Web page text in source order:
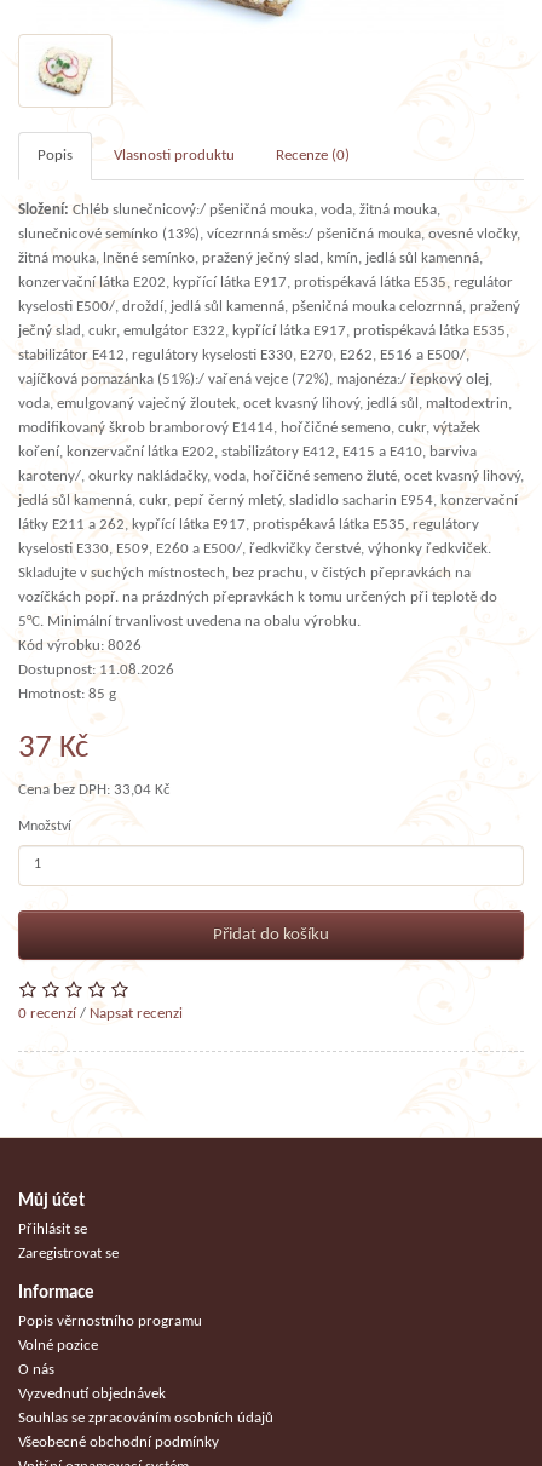
Popis Vlasnosti produktu Recenze (0)
Složení: Chléb slunečnicový:/ pšeničná mouka, voda, žitná mouka,
slunečnicové semínko (13%), vícezrnná směs:/ pšeničná mouka, ovesné vločky,
žitná mouka, lněné semínko, pražený ječný slad, kmín, jedlá sůl kamenná,
konzervační látka E202, kypřící látka E917, protispékavá látka E535, regulátor
kyselosti E500/, droždí, jedlá sůl kamenná, pšeničná mouka celozrnná, pražený
ječný slad, cukr, emulgátor E322, kypřící látka E917, protispékavá látka E535,
stabilizátor E412, regulátory kyselosti E330, E270, E262, E516 a E500/,
vajíčková pomazánka (51%):/ vařená vejce (72%), majonéza:/ řepkový olej,
voda, emulgovaný vaječný žloutek, ocet kvasný lihový, jedlá sůl, maltodextrin,
modifikovaný škrob bramborový E1414, hořčičné semeno, cukr, výtažek
koření, konzervační látka E202, stabilizátory E412, E415 a E410, barviva
karoteny/, okurky nakládačky, voda, hořčičné semeno žluté, ocet kvasný lihový,
jedlá sůl kamenná, cukr, pepř černý mletý, sladidlo sacharin E954, konzervační
látky E211 a 262, kypřící látka E917, protispékavá látka E535, regulátory
kyselosti E330, E509, E260 a E500/, ředkvičky čerstvé, výhonky ředkviček.
Skladujte v suchých místnostech, bez prachu, v čistých přepravkách na
vozíčkách popř. na prázdných přepravkách k tomu určených při teplotě do
5°C. Minimální trvanlivost uvedena na obalu výrobku.
Kód výrobku: 8026
Dostupnost: 11.08.2026
Hmotnost: 85 g
37 Kč
Cena bez DPH: 33,04 Kč
Množství
Přidat do košíku
0 recenzí/ Napsat recenzi
Můj účet
Přihlásit se
Zaregistrovat se
Informace
Popis věrnostního programu
Volné pozice
O nás
Vyzvednutí objednávek
Souhlas se zpracováním osobních údajů
Všeobecné obchodní podmínky